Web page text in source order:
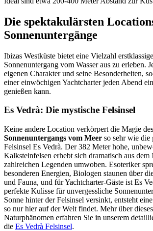
Die spektakulärsten
Sonnenuntergänge
Ibizas Westküste bietet eine Vielzahl
Sonnenuntergang vom Wasser aus zu erleben.
eigenen Charakter und seine Besonderheiten,
einer einwöchigen Yachtcharter jeden Abend
genießen kann.
Es Vedrà: Die mystische Felsinsel
Keine andere Location verkörpert die Magie des
Sonnenuntergangs vom Meer so sehr wie die
Felsinsel Es Vedrà. Der 382 Meter hohe,
Kalksteinfelsen erhebt sich dramatisch aus dem
zahlreichen Legenden umwoben. Esoteriker
besonderen Energien, Biologen staunen über
und Fauna, und für Yachtcharter-Gäste ist Es
perfekte Kulisse für unvergessliche
Sonne hinter der Felsinsel versinkt, entsteht
so nur hier auf der Welt findet. Mehr über
Naturphänomen erfahren Sie in unserem
die Es Vedrà Felsinsel.